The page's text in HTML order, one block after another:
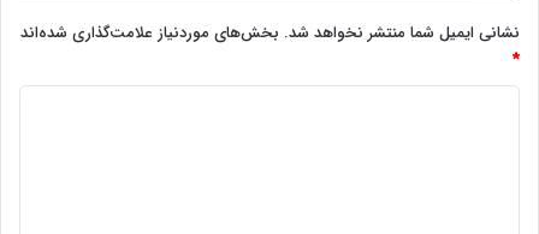
نشانی ایمیل شما منتشر نخواهد شد. بخش‌های موردنیاز علامت‌گذاری شده‌اند
*